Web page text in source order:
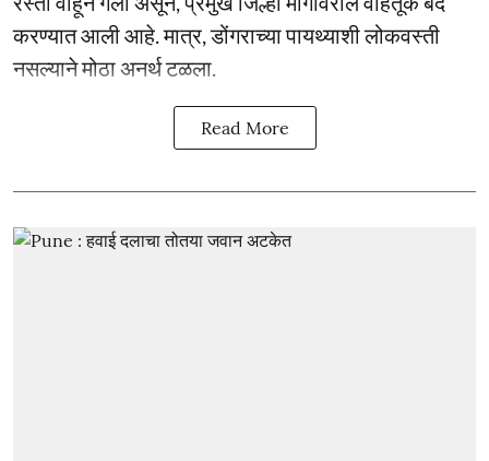
करण्यात आली आहे. मात्र, डोंगराच्या पायथ्याशी लोकवस्ती
नसल्याने मोठा अनर्थ टळला.
Read More